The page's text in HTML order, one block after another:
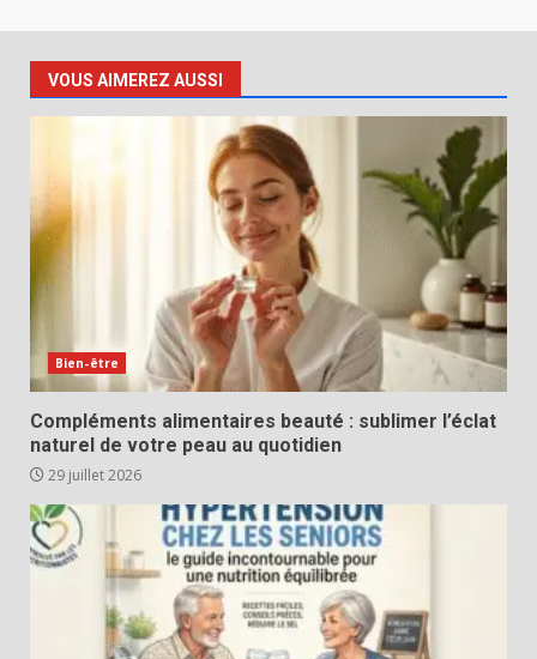
VOUS AIMEREZ AUSSI
Bien-être
Compléments alimentaires beauté : sublimer l’éclat
naturel de votre peau au quotidien
29 juillet 2026